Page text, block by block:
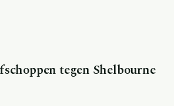
tegen Shelbourne